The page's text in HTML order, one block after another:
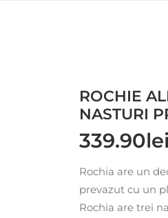
ROCHIE
NASTURI
339.90lei
Rochia are un
prevazut cu un
Rochia are trei